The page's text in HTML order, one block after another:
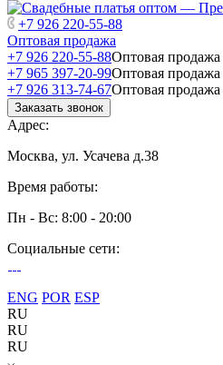
+7 926 220-55-88
Оптовая продажа
+7 926 220-55-88Оптовая продажа
+7 965 397-20-99Оптовая продажа
+7 926 313-74-67Оптовая продажа
Заказать звонок
Адрес:
Москва, ул. Усачева д.38
Время работы:
Пн - Вс: 8:00 - 20:00
Социальные сети:
ENG POR ESP
RU
RU
RU